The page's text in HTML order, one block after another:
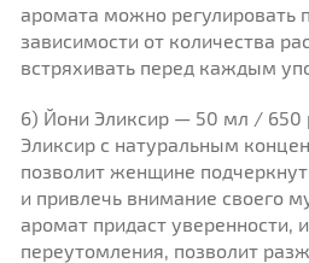
аромата можно регулировать
зависимости от количества
встряхивать перед каждым
6) Йони Эликсир — 50 мл / 650
Эликсир с натуральным
позволит женщине
и привлечь внимание своего
аромат придаст уверенности,
переутомления, позволит